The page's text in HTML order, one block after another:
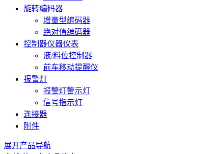
旋转编码器
增量型编码器
绝对值编码器
控制器仪器仪表
液/料位控制器
前车移动提醒仪
报警灯
报警灯警示灯
信号指示灯
连接器
附件
展开产品导航